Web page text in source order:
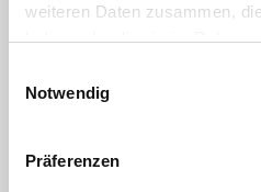
weiteren Daten zusammen,
haben oder die sie im
Notwendig
Präferenzen
Hatte online einen Sitness